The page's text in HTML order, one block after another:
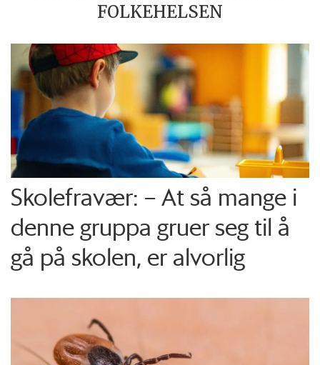
FOLKEHELSEN
Skolefravær: – At så mange i
denne gruppa gruer seg til å
gå på skolen, er alvorlig